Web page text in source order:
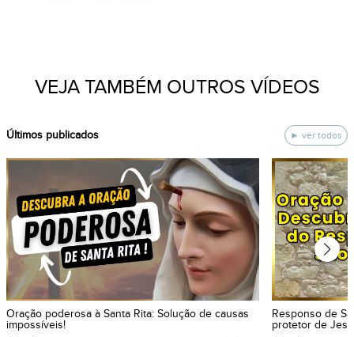
VEJA TAMBÉM OUTROS VÍDEOS
ÚItimos publicados ver todos
Oração poderosa à Santa Rita: Solução de causas
impossíveis!
Responso de
protetor de